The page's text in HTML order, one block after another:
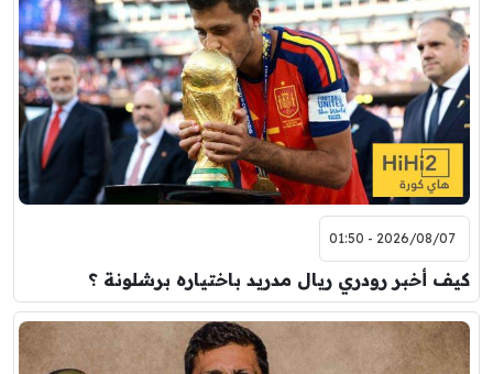
برشلونة
7:00 م
مباراة ودية
نوتنغهام فورست
اودينيزي
8:00 م
مباراة ودية
برشلونة
2026/08/07 - 01:50
كيف أخبر رودري ريال مدريد باختياره برشلونة ؟